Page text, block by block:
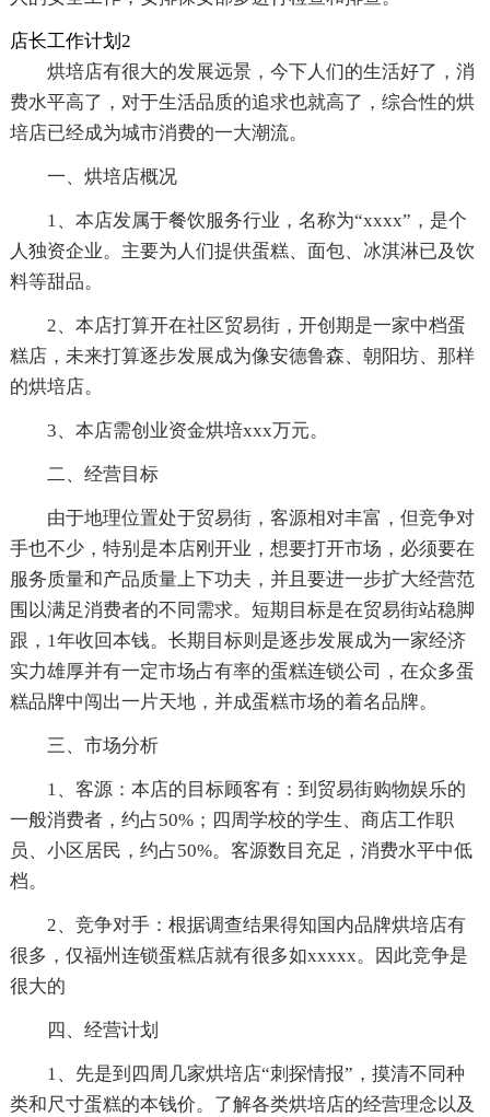
店长工作计划2
烘培店有很大的发展远景，今下人们的生活好了，消
费水平高了，对于生活品质的追求也就高了，综合性的烘
培店已经成为城市消费的一大潮流。
一、烘培店概况
1、本店发属于餐饮服务行业，名称为“xxxx”，是个
人独资企业。主要为人们提供蛋糕、面包、冰淇淋已及饮
料等甜品。
2、本店打算开在社区贸易街，开创期是一家中档蛋
糕店，未来打算逐步发展成为像安德鲁森、朝阳坊、那样
的烘培店。
3、本店需创业资金烘培xxx万元。
二、经营目标
由于地理位置处于贸易街，客源相对丰富，但竞争对
手也不少，特别是本店刚开业，想要打开市场，必须要在
服务质量和产品质量上下功夫，并且要进一步扩大经营范
围以满足消费者的不同需求。短期目标是在贸易街站稳脚
跟，1年收回本钱。长期目标则是逐步发展成为一家经济
实力雄厚并有一定市场占有率的蛋糕连锁公司，在众多蛋
糕品牌中闯出一片天地，并成蛋糕市场的着名品牌。
三、市场分析
1、客源：本店的目标顾客有：到贸易街购物娱乐的
一般消费者，约占50%；四周学校的学生、商店工作职
员、小区居民，约占50%。客源数目充足，消费水平中低
档。
2、竞争对手：根据调查结果得知国内品牌烘培店有
很多，仅福州连锁蛋糕店就有很多如xxxxx。因此竞争是
很大的
四、经营计划
1、先是到四周几家烘培店“刺探情报”，摸清不同种
类和尺寸蛋糕的本钱价。了解各类烘培店的经营理念以及